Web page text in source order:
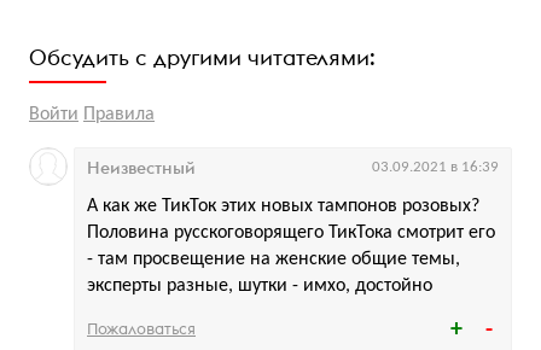
Обсудить с другими читателями:
Войти Правила
А как же ТикТок этих новых тампонов розовых?
Половина русскоговорящего ТикТока смотрит его
- там просвещение на женские общие темы,
эксперты разные, шутки - имхо, достойно
Неизвестный 03.09.2021 в 16:39
Пожаловаться